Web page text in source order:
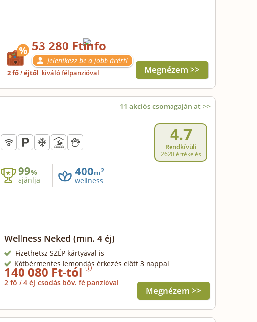
53 280 Ft
Jelentkezz be a jobb árért!
2 fő / éjtől kiváló félpanzióval Megnézem >>
11 akciós csomagajánlat >>
4.7
Rendkívüli
2620 értékelés
99%
ajánlja
400m2
wellness
Wellness Neked (min. 4 éj)
Fizethetsz SZÉP kártyával is
Kötbérmentes lemondás érkezés előtt 3 nappal
140 080 Ft-tól
2 fő / 4 éj csodás bőv. félpanzióval
Megnézem >>